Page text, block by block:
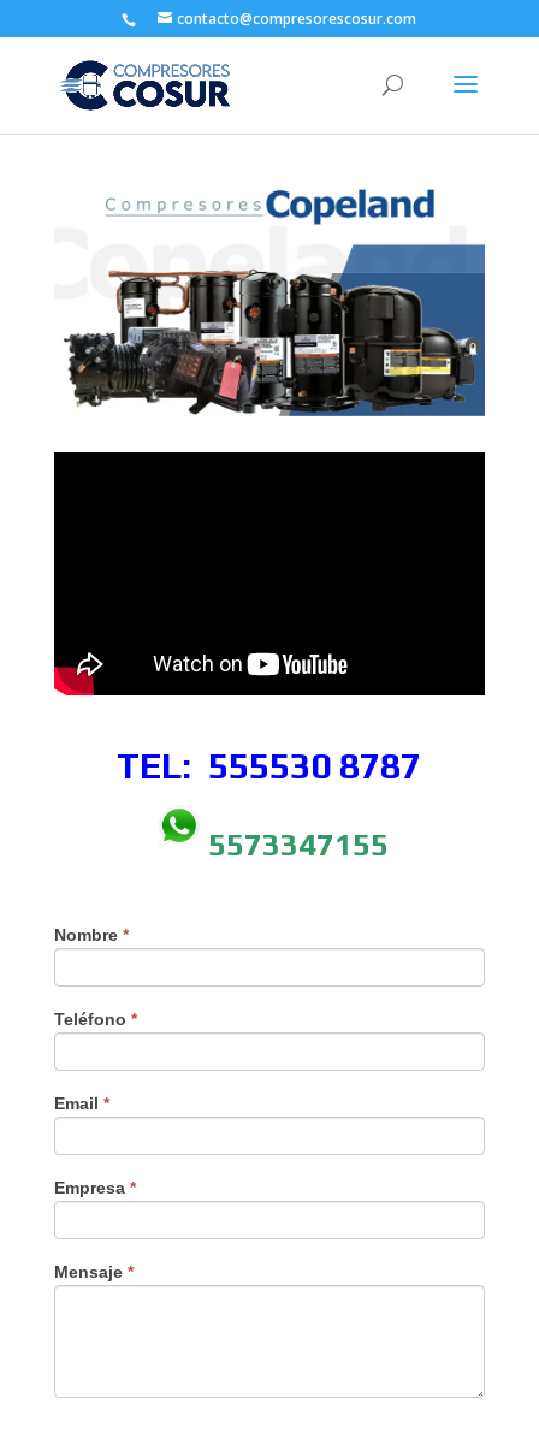
contacto@compresorescosur.com
TEL: 555530 8787
5573347155
Nombre *
Teléfono *
Email *
Empresa *
Mensaje *